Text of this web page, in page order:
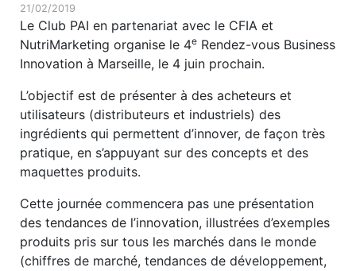
21/02/2019
Le Club PAI en partenariat avec le CFIA et
NutriMarketing organise le 4e Rendez-vous Business
Innovation à Marseille, le 4 juin prochain.
L’objectif est de présenter à des acheteurs et
utilisateurs (distributeurs et industriels) des
ingrédients qui permettent d’innover, de façon très
pratique, en s’appuyant sur des concepts et des
maquettes produits.
Cette journée commencera pas une présentation
des tendances de l’innovation, illustrées d’exemples
produits pris sur tous les marchés dans le monde
(chiffres de marché, tendances de développement,